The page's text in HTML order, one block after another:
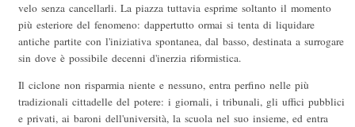
velo senza cancellarli. La piazza tuttavia esprime soltanto il momento
più esteriore del fenomeno: dappertutto ormai si tenta di liquidare
antiche partite con l'iniziativa spontanea, dal basso, destinata a surrogare
sin dove è possibile decenni d'inerzia riformistica.
Il ciclone non risparmia niente e nessuno, entra perfino nelle più
tradizionali cittadelle del potere: i giornali, i tribunali, gli uffici pubblici
e privati, ai baroni dell'università, la scuola nel suo insieme, ed entra